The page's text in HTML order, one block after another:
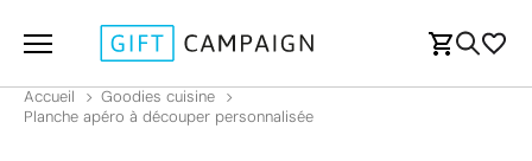
Accueil
Goodies cuisine
Planche apéro à découper personnalisée